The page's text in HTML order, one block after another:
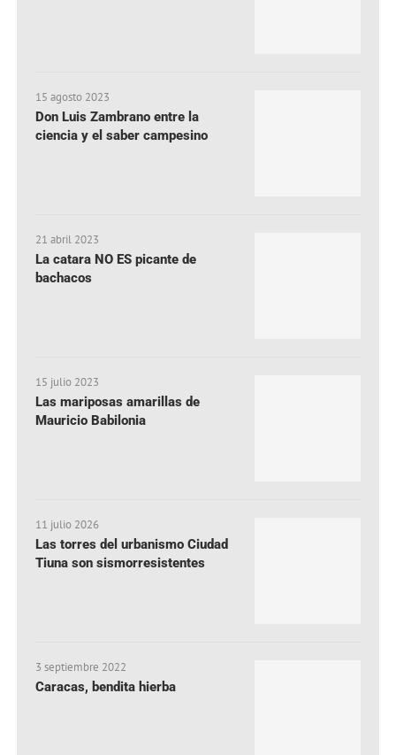
15 agosto 2023
Don Luis Zambrano entre la
ciencia y el saber campesino
21 abril 2023
La catara NO ES picante de
bachacos
15 julio 2023
Las mariposas amarillas de
Mauricio Babilonia
11 julio 2026
Las torres del urbanismo Ciudad
Tiuna son sismorresistentes
3 septiembre 2022
Caracas, bendita hierba